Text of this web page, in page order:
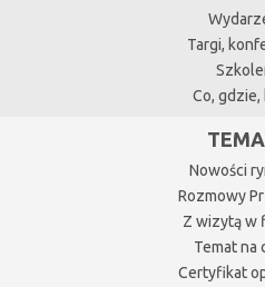
Targi,
Co, gdzie,
Nowości
Rozmowy
Z wizytą w
Temat na
Certyfikat